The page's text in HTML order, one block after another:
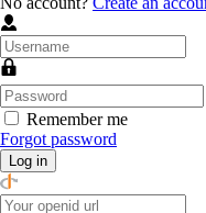
Remember me
Forgot password
Log in